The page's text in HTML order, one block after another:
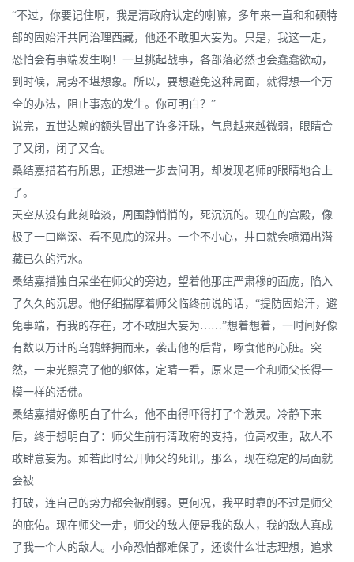
“不过，你要记住啊，我是清政府认定的喇嘛，多年来一直和和硕特
部的固始汗共同治理西藏，他还不敢胆大妄为。只是，我这一走，
恐怕会有事端发生啊！一旦挑起战事，各部落必然也会蠢蠢欲动，
到时候，局势不堪想象。所以，要想避免这种局面，就得想一个万
全的办法，阻止事态的发生。你可明白？”
说完，五世达赖的额头冒出了许多汗珠，气息越来越微弱，眼睛合
了又闭，闭了又合。
桑结嘉措若有所思，正想进一步去问明，却发现老师的眼睛地合上
了。
天空从没有此刻暗淡，周围静悄悄的，死沉沉的。现在的宫殿，像
极了一口幽深、看不见底的深井。一个不小心，井口就会喷涌出潜
藏已久的污水。
桑结嘉措独自呆坐在师父的旁边，望着他那庄严肃穆的面庞，陷入
了久久的沉思。他仔细揣摩着师父临终前说的话，“提防固始汗，避
免事端，有我的存在，才不敢胆大妄为……”想着想着，一时间好像
有数以万计的乌鸦蜂拥而来，袭击他的后背，啄食他的心脏。突
然，一束光照亮了他的躯体，定睛一看，原来是一个和师父长得一
模一样的活佛。
桑结嘉措好像明白了什么，他不由得吓得打了个激灵。冷静下来
后，终于想明白了：师父生前有清政府的支持，位高权重，敌人不
敢肆意妄为。如若此时公开师父的死讯，那么，现在稳定的局面就
会被
打破，连自己的势力都会被削弱。更何况，我平时靠的不过是师父
的庇佑。现在师父一走，师父的敌人便是我的敌人，我的敌人真成
了我一个人的敌人。小命恐怕都难保了，还谈什么壮志理想，追求